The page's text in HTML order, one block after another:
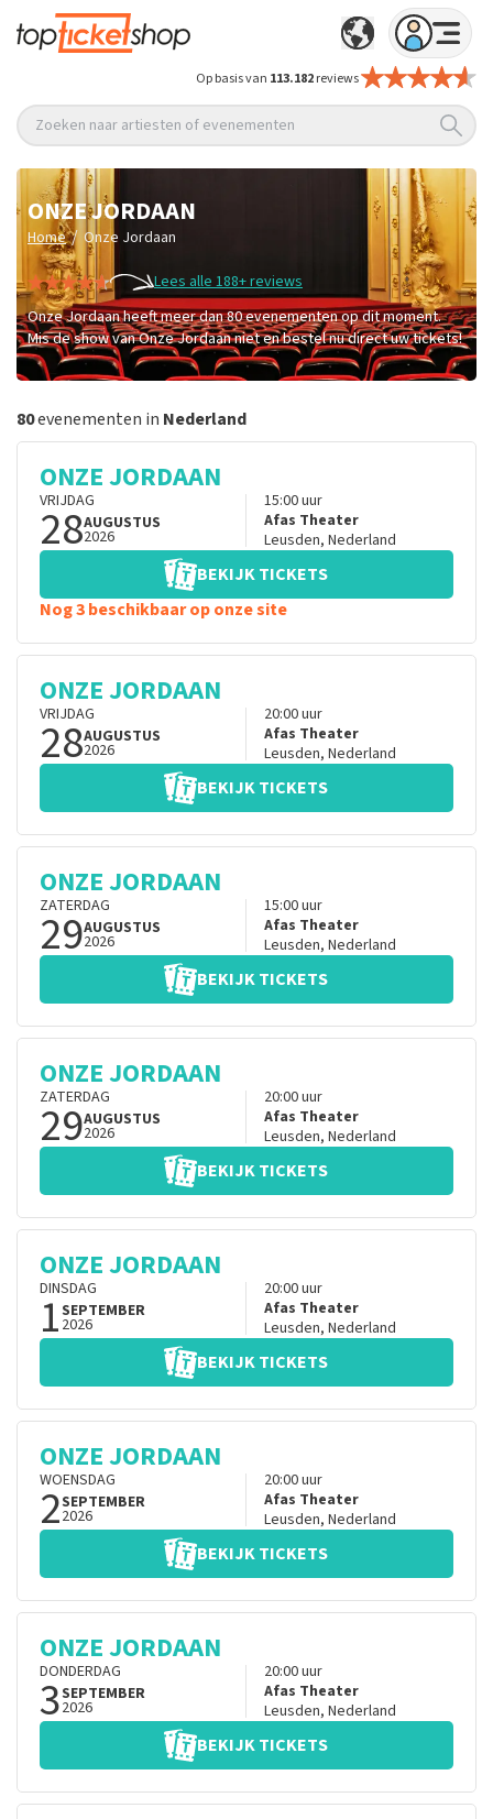
Op basis van 113.182reviews
Zoeken naar artiesten of evenementen
ONZE JORDAAN
Home / Onze Jordaan
Lees alle 188+ reviews
Onze Jordaan heeft meer dan 80 evenementen op dit moment.
Mis de show van Onze Jordaan niet en bestel nu direct uw tickets!
80evenementen in Nederland
ONZE JORDAAN
VRIJDAG
28AUGUSTUS
2026
15:00uur
Afas Theater
Leusden, Nederland
BEKIJK TICKETS
Nog 3 beschikbaar op onze site
ONZE JORDAAN
VRIJDAG
28AUGUSTUS
2026
20:00uur
Afas Theater
Leusden, Nederland
BEKIJK TICKETS
ONZE JORDAAN
ZATERDAG
29AUGUSTUS
2026
15:00uur
Afas Theater
Leusden, Nederland
BEKIJK TICKETS
ONZE JORDAAN
ZATERDAG
29AUGUSTUS
2026
20:00uur
Afas Theater
Leusden, Nederland
BEKIJK TICKETS
ONZE JORDAAN
DINSDAG
1SEPTEMBER
2026
20:00uur
Afas Theater
Leusden, Nederland
BEKIJK TICKETS
ONZE JORDAAN
WOENSDAG
2SEPTEMBER
2026
20:00uur
Afas Theater
Leusden, Nederland
BEKIJK TICKETS
ONZE JORDAAN
DONDERDAG
3SEPTEMBER
2026
20:00uur
Afas Theater
Leusden, Nederland
BEKIJK TICKETS